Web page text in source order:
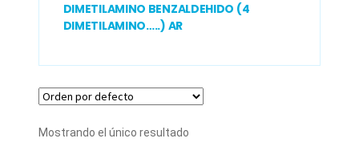
DIMETILAMINO BENZALDEHIDO (4
DIMETILAMINO…..) AR
Mostrando el único resultado